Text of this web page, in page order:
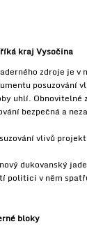
kraj Vysočina
zdroje je
uhlí.
bezpečná a
vlivů
dukovanský
v něm
bloky